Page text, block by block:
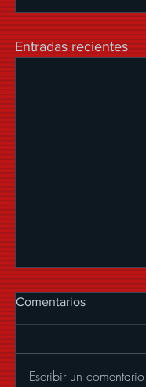
Entradas recientes
Comentarios
Escribir un